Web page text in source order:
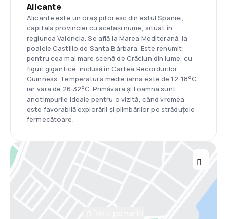
Alicante
Alicante este un oraș pitoresc din estul Spaniei,
capitala provinciei cu același nume, situat în
regiunea Valencia. Se află la Marea Mediterană, la
poalele Castillo de Santa Bárbara. Este renumit
pentru cea mai mare scenă de Crăciun din lume, cu
figuri gigantice, inclusă în Cartea Recordurilor
Guinness. Temperatura medie iarna este de 12-18°C,
iar vara de 26-32°C. Primăvara și toamna sunt
anotimpurile ideale pentru o vizită, când vremea
este favorabilă explorării și plimbărilor pe străduțele
fermecătoare.